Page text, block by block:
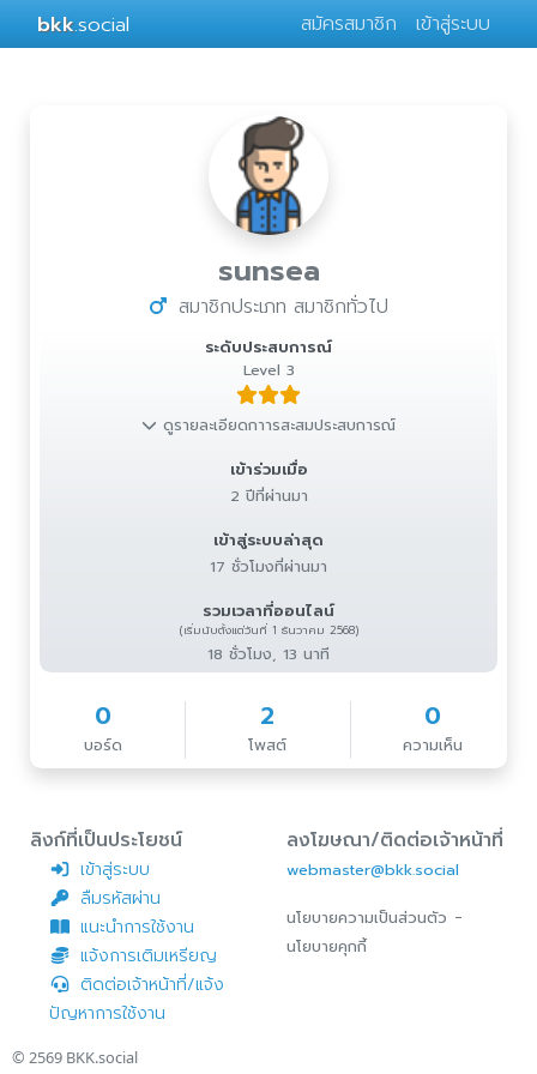
bkk.social สมัครสมาชิก เข้าสู่ระบบ
sunsea
สมาชิกประเภท สมาชิกทั่วไป
ระดับประสบการณ์
Level 3
ดูรายละเอียดกาารสะสมประสบการณ์
เข้าร่วมเมื่อ
2 ปีที่ผ่านมา
เข้าสู่ระบบล่าสุด
17 ชั่วโมงที่ผ่านมา
รวมเวลาที่ออนไลน์
(เริ่มนับตั้งแต่วันที่ 1 ธันวาคม 2568)
18 ชั่วโมง, 13 นาที
0
บอร์ด
2
โพสต์
0
ความเห็น
ลิงก์ที่เป็นประโยชน์
เข้าสู่ระบบ
ลืมรหัสผ่าน
แนะนำการใช้งาน
แจ้งการเติมเหรียญ
ติดต่อเจ้าหน้าที่/แจ้ง
ปัญหาการใช้งาน
ลงโฆษณา/ติดต่อเจ้าหน้าที่
webmaster@bkk.social
นโยบายความเป็นส่วนตัว -
นโยบายคุกกี้
© 2569 BKK.social